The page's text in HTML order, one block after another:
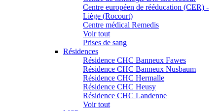
Centre européen de rééducation (CER) -
Liège (Rocourt)
Centre médical Remedis
Voir tout
Prises de sang
Résidences
Résidence CHC Banneux Fawes
Résidence CHC Banneux Nusbaum
Résidence CHC Hermalle
Résidence CHC Heusy
Résidence CHC Landenne
Voir tout